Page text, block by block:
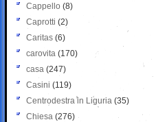
Cappello (8)
Caprotti (2)
Caritas (6)
carovita (170)
casa (247)
Casini (119)
Centrodestra in Liguria (35)
Chiesa (276)